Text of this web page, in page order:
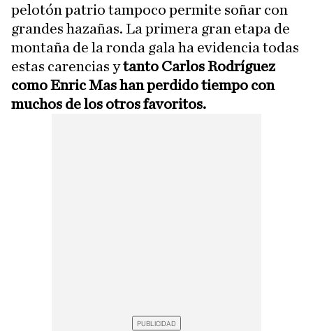
pelotón patrio tampoco permite soñar con
grandes hazañas. La primera gran etapa de
montaña de la ronda gala ha evidencia todas
estas carencias ytanto Carlos Rodríguez
como Enric Mas han perdido tiempo con
muchos de los otros favoritos.